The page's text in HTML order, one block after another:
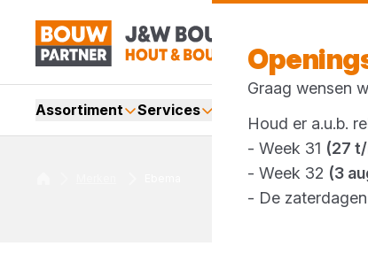
Assortiment Services
Graag wensen
Houd er a.u.b.
- Week 31 (27 t/
- Week 32 (3
- De zaterdagen